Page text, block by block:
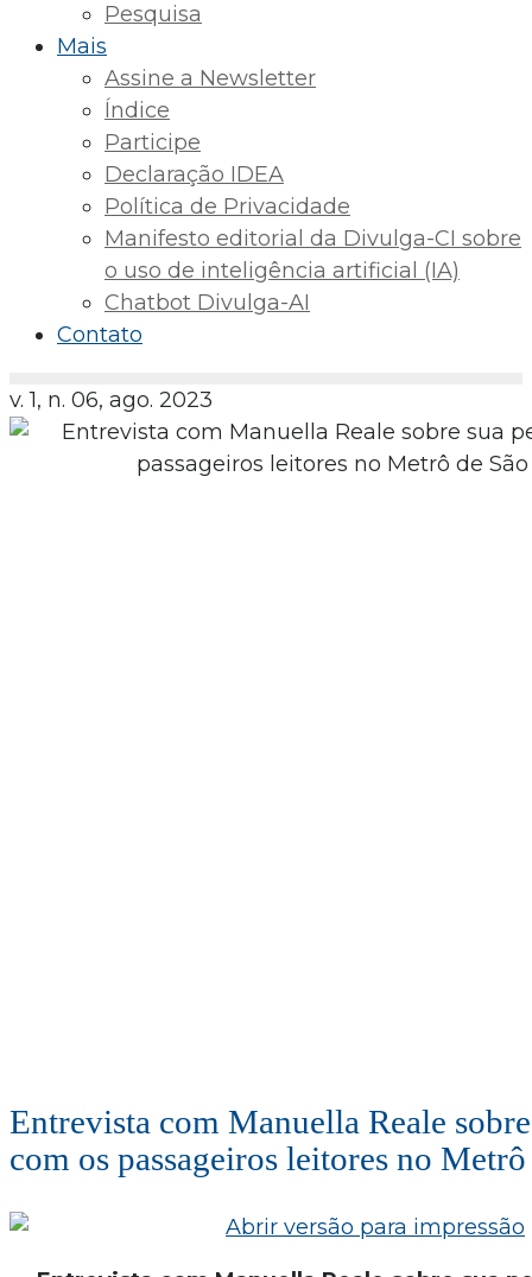
Pesquisa
Mais
Assine a Newsletter
Índice
Participe
Declaração IDEA
Política de Privacidade
Manifesto editorial da Divulga-CI sobre
o uso de inteligência artificial (IA)
Chatbot Divulga-AI
Contato
v. 1, n. 06, ago. 2023
Entrevista com Manuella Reale
com os passageiros leitores no